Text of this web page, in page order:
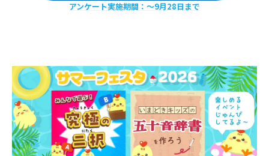
アンケート実施期間：〜9月28日まで